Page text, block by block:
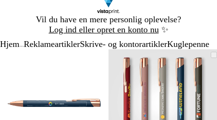
Vil du have en mere personlig oplevelse?
Log ind eller opret en konto nu ✨
1
Hjem ReklameartiklerSkrive- og kontorartiklerKuglepenne
til
billede
til
minimum
for
udvide
tasterne
plus
og
minus
til
at